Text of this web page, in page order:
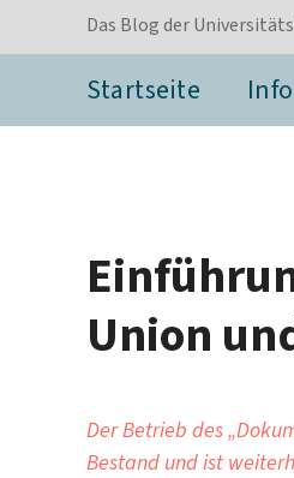
Das Blog der
Startseite Info
Union
Der Betrieb des
Bestand und ist